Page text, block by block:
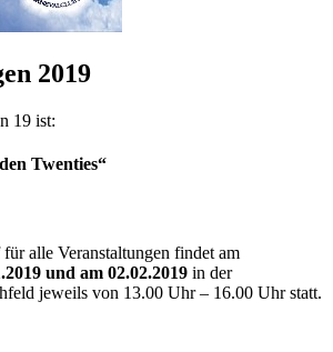
2019
19 ist:
Twenties“
alle Veranstaltungen findet am
und am 02.02.2019 in der
jeweils von 13.00 Uhr – 16.00 Uhr statt.